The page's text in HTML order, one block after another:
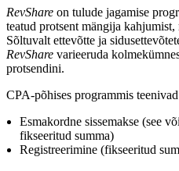
RevShare on tulude jagamise
teatud protsent mängija
Sõltuvalt ettevõtte ja
RevShare varieeruda
protsendini.
CPA-põhises programmis
Esmakordne sissemakse (see
fikseeritud summa)
Registreerimine (fikseeritud